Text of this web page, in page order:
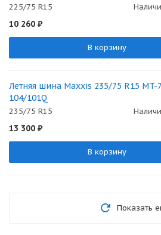
225/75 R15
10 260 ₽
В корзину
Летняя шина Maxxis 235/75 R15
104/101Q
235/75 R15
13 300 ₽
В корзину
Показать